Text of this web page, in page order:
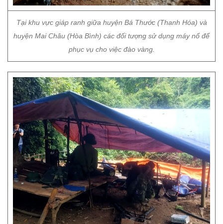
Tại khu vực giáp ranh giữa huyện Bá Thước (Thanh Hóa) và
huyện Mai Châu (Hòa Bình) các đối tượng sử dụng máy nổ để
phục vụ cho việc đào vàng.